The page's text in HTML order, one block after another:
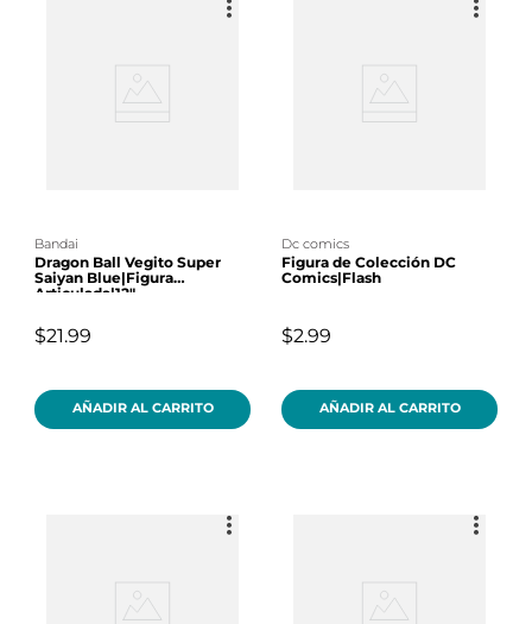
bandai
Dragon Ball Vegito Super
Saiyan Blue|Figura
Articulada|12"
$21.99
AÑADIR AL CARRITO
dc comics
Figura de Colección DC
Comics|Flash
$2.99
AÑADIR AL CARRITO